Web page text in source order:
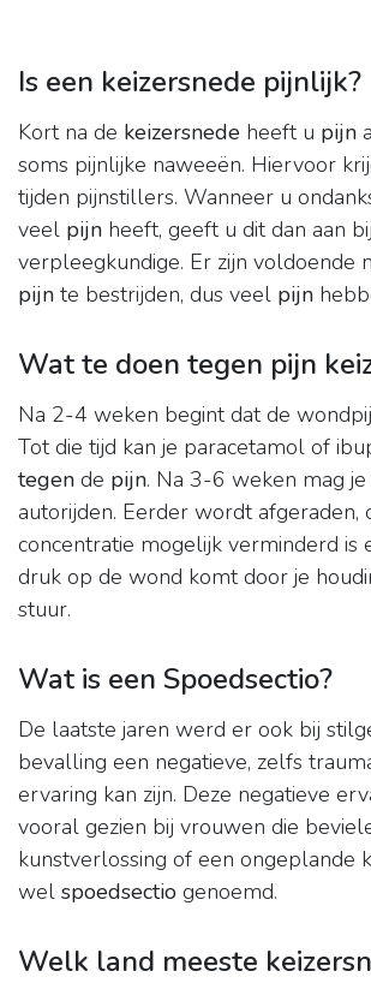
Is een keizersnede pijnlijk?
Kort na de keizersnede heeft u pijn
soms pijnlijke naweeën. Hiervoor
tijden pijnstillers. Wanneer u
veel pijn heeft, geeft u dit dan aan
verpleegkundige. Er zijn voldoende
pijn te bestrijden, dus veel pijn
Wat te doen tegen pijn
Na 2-4 weken begint dat de
Tot die tijd kan je paracetamol of
tegen de pijn. Na 3-6 weken mag
autorijden. Eerder wordt afgeraden,
concentratie mogelijk verminderd is
druk op de wond komt door je
stuur.
Wat is een Spoedsectio?
De laatste jaren werd er ook bij
bevalling een negatieve, zelfs
ervaring kan zijn. Deze negatieve
vooral gezien bij vrouwen die
kunstverlossing of een ongeplande
wel spoedsectio genoemd.
Welk land meeste